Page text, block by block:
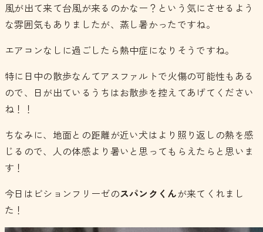
風が出て来て台風が来るのかなー？という気にさせるよう
な雰囲気もありましたが、蒸し暑かったですね。
エアコンなしに過ごしたら熱中症になりそうですね。
特に日中の散歩なんてアスファルトで火傷の可能性もある
ので、日が出ているうちはお散歩を控えてあげてください
ね！！
ちなみに、地面との距離が近い犬はより照り返しの熱を感
じるので、人の体感より暑いと思ってもらえたらと思いま
す！
今日はビションフリーゼのスパンクくんが来てくれまし
た！